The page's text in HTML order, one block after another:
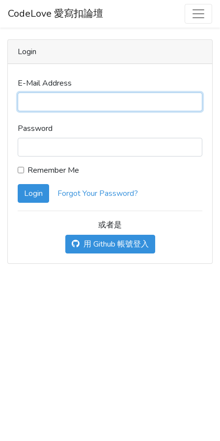
CodeLove 愛寫扣論壇
Login
E-Mail Address
Password
Remember Me
Login Forgot Your Password?
或者是
用 Github 帳號登入